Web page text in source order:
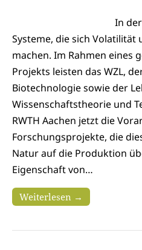
In
Systeme, die sich Volatilität
machen. Im Rahmen eines
Projekts leisten das WZL,
Biotechnologie sowie der
Wissenschaftstheorie und
RWTH Aachen jetzt die
Forschungsprojekte, die
Natur auf die Produktion
Eigenschaft von…
Weiterlesen →